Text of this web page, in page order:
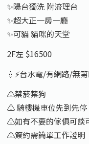
✨陽台獨洗 附流理台
✨超大正一房一廳
✨可貓 貓咪的天堂
2F左 $16500
💧⚡️台水電/有網路/無
⚠️禁菸禁狗
⚠️ 騎樓機車位先到先停
⚠️如有不要的傢俱可談
⚠️簽約需簡單工作證明